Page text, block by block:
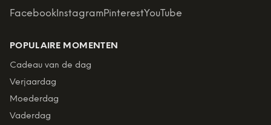
Facebook InstagramPinterestYouTube
POPULAIRE MOMENTEN
Cadeau van de dag
Verjaardag
Moederdag
Vaderdag